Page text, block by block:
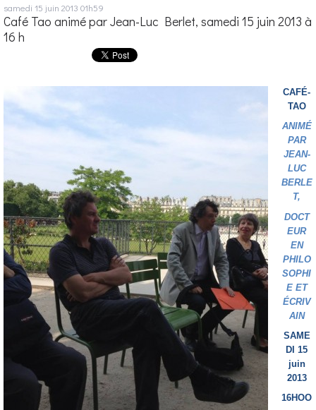
samedi 15 juin 2013 01h59
Café Tao animé par Jean-Luc Berlet, samedi 15 juin 2013 à
16 h
CAFÉ-
TAO
ANIMÉ
PAR
JEAN-
LUC
BERLE
T,
DOCT
EUR
EN
PHILO
SOPHI
E ET
ÉCRIV
AIN
SAME
DI 15
juin
2013
16HOO